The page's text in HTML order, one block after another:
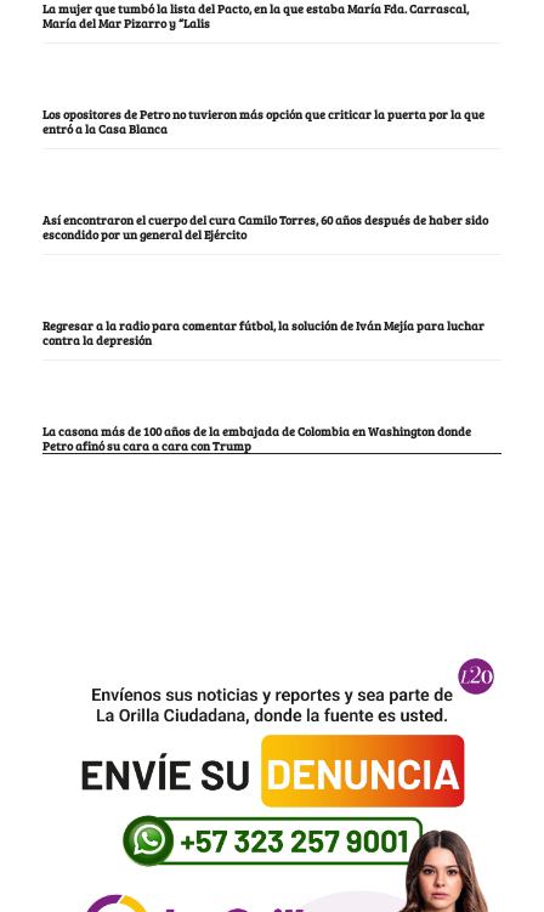
La mujer que tumbó la lista del Pacto, en la que estaba María Fda. Carrascal,
María del Mar Pizarro y “Lalis
Los opositores de Petro no tuvieron más opción que criticar la puerta por la que
entró a la Casa Blanca
Así encontraron el cuerpo del cura Camilo Torres, 60 años después de haber sido
escondido por un general del Ejército
Regresar a la radio para comentar fútbol, la solución de Iván Mejía para luchar
contra la depresión
La casona más de 100 años de la embajada de Colombia en Washington donde
Petro afinó su cara a cara con Trump